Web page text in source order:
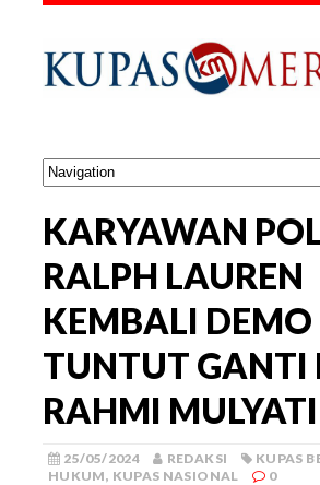
KARYAWAN
RALPH LAUREN
KEMBALI
TUNTUT
RAHMI MULYATI
25/05/2024 REDAKSI KUPAS
HUKUM, KUPAS NASIONAL 0